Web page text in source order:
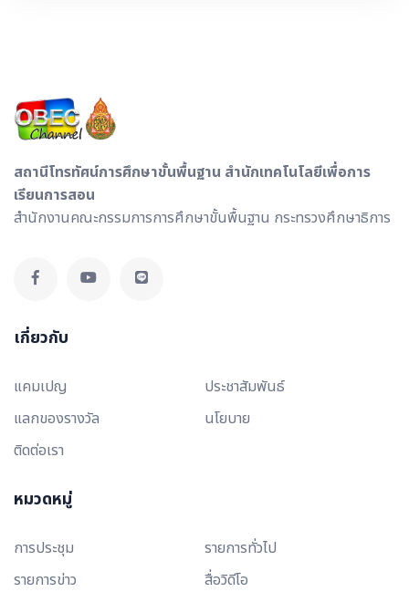
สถานีโทรทัศน์การศึกษาขั้นพื้นฐาน สำนักเทคโนโลยีเพื่อการ
เรียนการสอน
สำนักงานคณะกรรมการการศึกษาขั้นพื้นฐาน กระทรวงศึกษาธิการ
เกี่ยวกับ
แคมเปญ
ประชาสัมพันธ์
แลกของรางวัล
นโยบาย
ติดต่อเรา
หมวดหมู่
การประชุม
รายการทั่วไป
รายการข่าว
สื่อวิดีโอ